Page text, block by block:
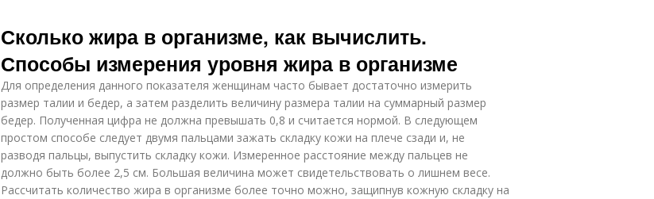
Сколько жира в организме, как вычислить.
Способы измерения уровня жира в организме
Для определения данного показателя женщинам часто бывает достаточно измерить
размер талии и бедер, а затем разделить величину размера талии на суммарный размер
бедер. Полученная цифра не должна превышать 0,8 и считается нормой. В следующем
простом способе следует двумя пальцами зажать складку кожи на плече сзади и, не
разводя пальцы, выпустить складку кожи. Измеренное расстояние между пальцев не
должно быть более 2,5 см. Большая величина может свидетельствовать о лишнем весе.
Рассчитать количество жира в организме более точно можно, защипнув кожную складку на